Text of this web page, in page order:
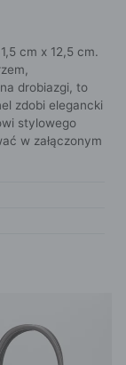
cm x 12,5 cm.
drobiazgi, to
zdobi elegancki
stylowego
w załączonym